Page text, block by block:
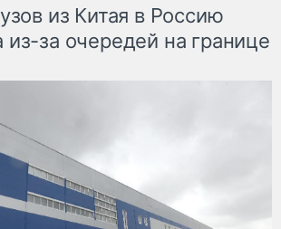
из Китая в Россию
за очередей на границе